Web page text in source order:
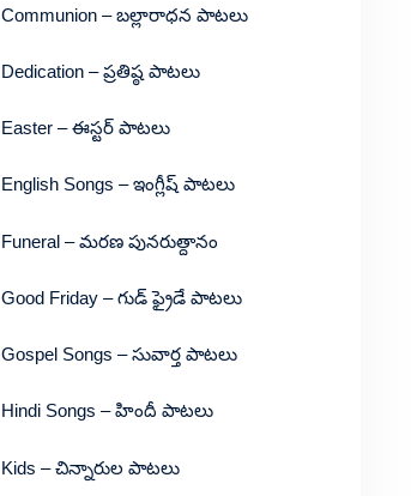
Communion – బల్లారాధన పాటలు
Dedication – ప్రతిష్ఠ పాటలు
Easter – ఈస్టర్ పాటలు
English Songs – ఇంగ్లీష్ పాటలు
Funeral – మరణ పునరుత్దానం
Good Friday – గుడ్ ఫ్రైడే పాటలు
Gospel Songs – సువార్త పాటలు
Hindi Songs – హిందీ పాటలు
Kids – చిన్నారుల పాటలు